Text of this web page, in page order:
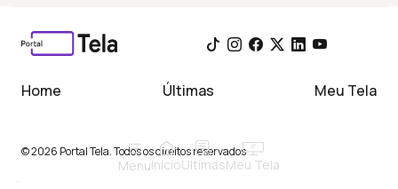
MenuInícioUltimasMeu Tela
Home Últimas Meu Tela
© 2026 Portal Tela. Todos os direitos reservados